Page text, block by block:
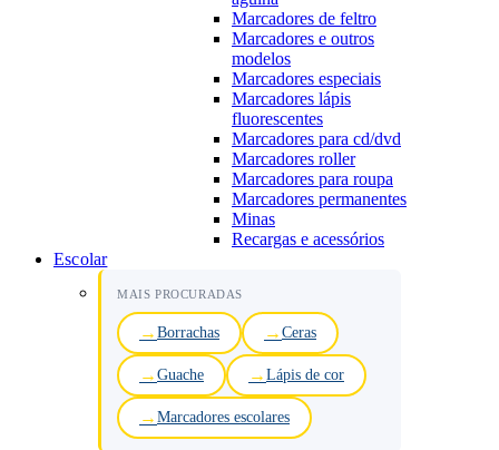
Marcadores de feltro
Marcadores e outros
modelos
Marcadores especiais
Marcadores lápis
fluorescentes
Marcadores para cd/dvd
Marcadores roller
Marcadores para roupa
Marcadores permanentes
Minas
Recargas e acessórios
Escolar
MAIS PROCURADAS
Borrachas Ceras
Guache Lápis de cor
Marcadores escolares